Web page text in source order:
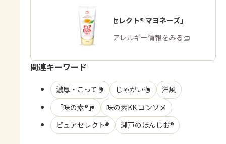
「ピュアセレクト® マヨネーズ」
商品・アレルギー情報をみる
関連キーワード
濃厚・こってり じゃがいも
洋風
「味の素®」
味の素KK コンソメ
ピュアセレクト®
瀬戸のほんじお®